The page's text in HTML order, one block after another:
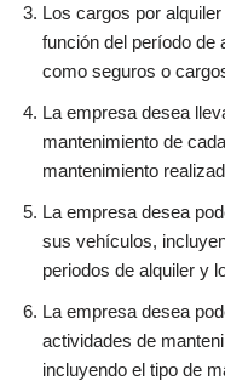
Los cargos por
función del período de
como seguros o
La empresa desea
mantenimiento de
mantenimiento
La empresa desea
sus vehículos,
periodos de alquiler y
La empresa desea
actividades de
incluyendo el tipo de